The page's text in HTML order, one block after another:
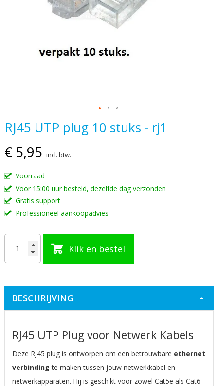
Ga
naar
het
begin
afbeeldingen-
gallerij
RJ45 UTP plug 10 stuks - rj1
€ 5,95 incl. btw.
Voorraad
Voor 15:00 uur besteld, dezelfde dag verzonden
Gratis support
Professioneel aankoopadvies
Klik en bestel
BESCHRIJVING
RJ45 UTP Plug voor Netwerk Kabels
Deze RJ45 plug is ontworpen om een betrouwbare ethernet
verbinding te maken tussen jouw netwerkkabel en
netwerkapparaten. Hij is geschikt voor zowel Cat5e als Cat6